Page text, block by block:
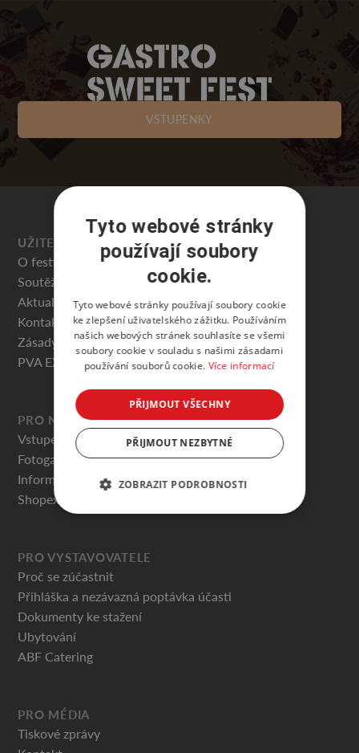
VSTUPENKY
UŽITEČNÉ
O festivalu
Soutěže
Aktuality
Kontakty
Zásady ochrany osobních údajů
PVA EXPO PRAHA
PRO NÁVŠTĚVNÍKY
Vstupenky
Fotogalerie
Informace pro návštěvníky
Shopex.cz
PRO VYSTAVOVATELE
Proč se zúčastnit
Přihláška a nezávazná poptávka účasti
Dokumenty ke stažení
Ubytování
ABF Catering
PRO MÉDIA
Tiskové zprávy
Tyto webové stránky
používají soubory
cookie.
Tyto webové stránky používají soubory cookie
ke zlepšení uživatelského zážitku. Používáním
našich webových stránek souhlasíte se všemi
soubory cookie v souladu s našimi zásadami
používání souborů cookie. Více informací
PŘIJMOUT VŠECHNY
PŘIJMOUT NEZBYTNÉ
ZOBRAZIT PODROBNOSTI